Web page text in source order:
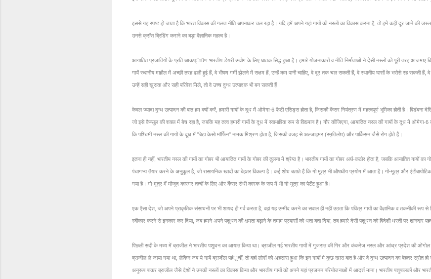
इससे यह स्पष्ट हो जाता है कि भारत विकास की गलत नीति अपनाकर चल रहा है। यदि हमें अपने यहां गायों की नस्लों का विकास करना है, तो हमें कहीं दूर जाने की
उनसे क्रॉस ब्रिडिंग कराने का बड़ा वैज्ञानिक महत्व है।
आयातित प्रजातियों के प्रति आकष्ाüण भारतीय डेयरी उद्योग के लिए घातक सिद्ध हुआ है। हमारे योजनाकारों व नीति निर्माताओं ने देसी नस्लों को पूरी तरह आजमाए
गायें स्थानीय माहौल में अच्छी तरह ढली हुई हैं, वे भीषण गर्मी झेलने में सक्षम हैं, उन्हें कम पानी चाहिए, वे दूर तक चल सकती हैं, वे स्थानीय घासों के भरोसे रह सकती
उन्हें सही खुराक और सही परिवेश मिले, तो वे उच्च दुग्ध उत्पादक भी बन सकती हैं।
केवल ज्यादा दुग्ध उत्पादन की बात हम क्यों करें, हमारी गायों के दूध में ओमेगा-6 फैटी एसिड्स होता है, जिसकी कैंसर नियंत्रण में महत्वपूर्ण भूमिका होती है। विडंबना
जो इसे कैप्सूल की शक्ल में बेच रहा है, जबकि यह तत्व हमारी गायों के दूध में स्वाभाविक रूप से विद्यमान है। गौर कीजिएगा, आयातित नस्ल की गायों के दूध में ओमेगा-6
कि पश्चिमी नस्ल की गायों के दूध में "बेटा केसो मॉर्फिन" नामक मिश्रण होता है, जिसकी वजह से अल्जाइमर (स्मृतिलोप) और पार्किसन जैसे रोग होते हैं।
इतना ही नहीं, भारतीय नस्ल की गायों का गोबर भी आयातित गायों के गोबर की तुलना में श्रेष्ठ है। भारतीय गायों का गोबर अर्घ-कठोर होता है, जबकि आयातित गायों
पंचागभ्य तैयार करने के अनुकूल है, जो रासायनिक खादों का बेहतर विकल्प है। कई शोध बताते हैं कि गो मूत्र भी औषधीय प्रयोग में आता है। गो-मूत्र और
गया है। गो-मूत्र में मौजूद कारगर तत्वों के लिए और कैंसर रोधी कारक के रूप में भी गो-मूत्र का पेटेंट हुआ है।
एक ऎसा देश, जो अपने प्राकृतिक संसाधनों पर भी शायद ही गर्व करता है, वहां यह उम्मीद करने का सवाल ही नहीं उठता कि पवित्र गायों का वैज्ञानिक व तकनीकी
स्वीकार करने से इनकार कर दिया, जब हमने अपने पशुधन की क्षमता बढ़ाने के तमाम प्रयासों को धता बता दिया, तब हमारे देसी पशुधन को विदेशी धरती पर शानदार
पिछली सदी के मध्य में ब्राजील ने भारतीय पशुधन का आयात किया था। ब्राजील गई भारतीय गायों में गुजरात की गिर और कंकरेज नस्ल और आंध्र प्रदेश की ओंगोल
ब्राजील ले जाया गया था, लेकिन जब ये गायें ब्राजील पहंुचीं, तो वहां लोगों को अहसास हुआ कि इन गायों मे कुछ खास बात है और वे दुग्ध उत्पादन का बेहतर स्रोत
अनुरूप पाकर ब्राजील जैसे देशों ने उनकी नस्लों का विकास किया और भारतीय गायों को अपने यहां प्रजनन परियोजनाओं में आदर्श माना। भारतीय पशुपालकों और